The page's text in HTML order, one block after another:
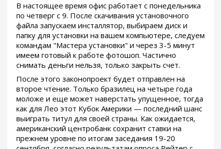
В настоящее время офис работает с понедельника
по четверг с 9. После скачивания установочного
файла запускаем инсталлятор, выбираем диск и
папку для установки на вашем компьютере, следуем
командам "Мастера установки" и через 3-5 минут
имеем готовый к работе фотошоп. Частично
снимать деньги нельзя, только закрыть счет.
После этого законопроект будет отправлен на
второе чтение. Только бразилец на четыре года
моложе и еще может наверстать упущенное, тогда
как для Лео этот Кубок Америки — последний шанс
выиграть титул для своей страны. Как ожидается,
американский центробанк сохранит ставки на
прежнем уровне по итогам заседания 19-20